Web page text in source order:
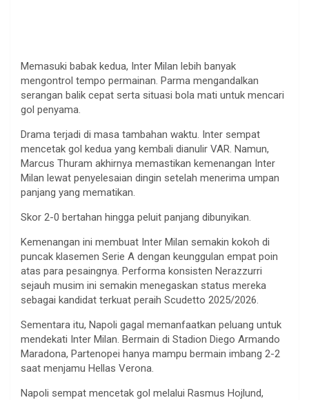
Memasuki babak kedua, Inter Milan lebih banyak
mengontrol tempo permainan. Parma mengandalkan
serangan balik cepat serta situasi bola mati untuk mencari
gol penyama.
Drama terjadi di masa tambahan waktu. Inter sempat
mencetak gol kedua yang kembali dianulir VAR. Namun,
Marcus Thuram akhirnya memastikan kemenangan Inter
Milan lewat penyelesaian dingin setelah menerima umpan
panjang yang mematikan.
Skor 2-0 bertahan hingga peluit panjang dibunyikan.
Kemenangan ini membuat Inter Milan semakin kokoh di
puncak klasemen Serie A dengan keunggulan empat poin
atas para pesaingnya. Performa konsisten Nerazzurri
sejauh musim ini semakin menegaskan status mereka
sebagai kandidat terkuat peraih Scudetto 2025/2026.
Sementara itu, Napoli gagal memanfaatkan peluang untuk
mendekati Inter Milan. Bermain di Stadion Diego Armando
Maradona, Partenopei hanya mampu bermain imbang 2-2
saat menjamu Hellas Verona.
Napoli sempat mencetak gol melalui Rasmus Hojlund,